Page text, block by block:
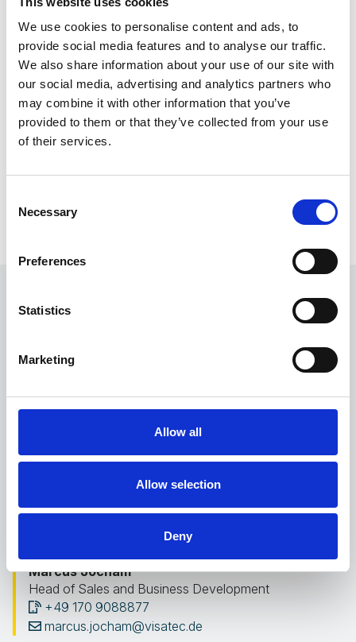
We use cookies to personalise content and ads, to
provide social media features and to analyse our traffic.
We also share information about your use of our site with
our social media, advertising and analytics partners who
may combine it with other information that you’ve
provided to them or that they’ve collected from your use
of their services.
Selection
Necessary
Preferences
Statistics
Marketing
Allow all
Allow selection
Deny
VT 1000 PTZL HD EX ATEX
Beste Sichtergebnisse erzielen, mit unserer
Inspektionskamera für ATEX Zone 1
Finden Sie Ihren Experten
Wir möchten Ihnen helfen, einen Experten zu finden,
der Ihnen weiterhelfen kann. Nachfolgend finden Sie
Marcus Jocham
Head of Sales and Business Development
+49 170 9088877
marcus.jocham@visatec.de